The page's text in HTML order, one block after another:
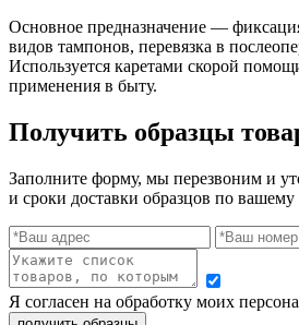
Основное предназначение —
видов тампонов, перевязка в
Используется каретами скорой
применения в быту.
Получить образцы
Заполните форму, мы перезвоним и
и сроки доставки образцов по вашему
Я согласен на обработку моих